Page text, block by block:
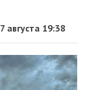
7 августа 19:38